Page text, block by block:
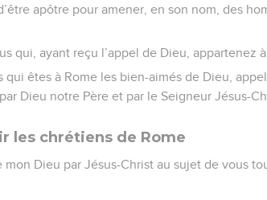
apôtre pour amener, en son nom, des
qui, ayant reçu l’appel de Dieu, appartenez à
qui êtes à Rome les bien-aimés de Dieu,
Dieu notre Père et par le Seigneur Jésus-
les chrétiens de Rome
mon Dieu par Jésus-Christ au sujet de vous